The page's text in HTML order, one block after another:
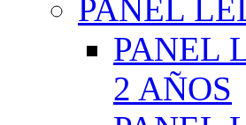
PANEL
PANEL
2 AÑOS